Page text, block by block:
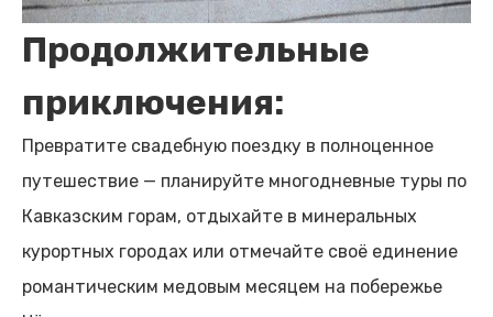
Продолжительные
приключения:
Превратите свадебную поездку в полноценное
путешествие — планируйте многодневные туры по
Кавказским горам, отдыхайте в минеральных
курортных городах или отмечайте своё единение
романтическим медовым месяцем на побережье